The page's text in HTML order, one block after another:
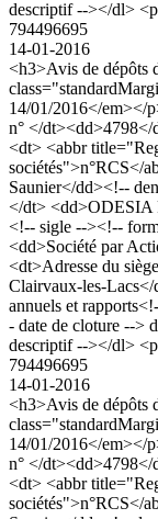
descriptif --></dl>
794496695
14-01-2016
<h3>Avis de dépôts
14/01/2016</em></
n° </
<dt> <abbr
sociétés">n°RCS</
Saunier</dd><!--
</dt> <dd>ODESIA
<!-- sigle --><!--
<dd>Société par
<dt>Adresse du
Clairvaux-les-
annuels et
- date de cloture -->
descriptif --></dl>
794496695
14-01-2016
<h3>Avis de dépôts
14/01/2016</em></
n° </
<dt> <abbr
sociétés">n°RCS</